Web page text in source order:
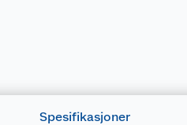
Spesifikasjoner